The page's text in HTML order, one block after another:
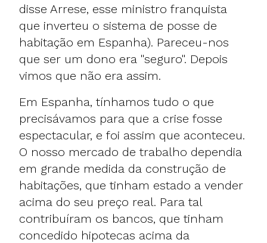
disse Arrese, esse ministro franquista
que inverteu o sistema de posse de
habitação em Espanha). Pareceu-nos
que ser um dono era "seguro". Depois
vimos que não era assim.
Em Espanha, tínhamos tudo o que
precisávamos para que a crise fosse
espectacular, e foi assim que aconteceu.
O nosso mercado de trabalho dependia
em grande medida da construção de
habitações, que tinham estado a vender
acima do seu preço real. Para tal
contribuíram os bancos, que tinham
concedido hipotecas acima da